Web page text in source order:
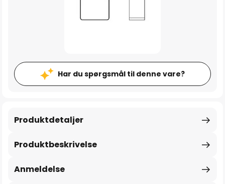
Har du spørgsmål til denne vare?
Produktbeskrivelse
Produktdetaljer
Anmeldelse